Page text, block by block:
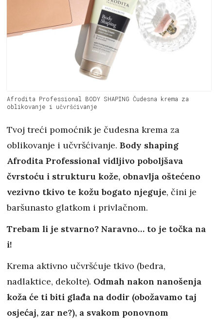
Afrodita Professional BODY SHAPING Čudesna krema za
oblikovanje i učvršćivanje
Tvoj treći pomoćnik je čudesna krema za
oblikovanje i učvršćivanje. Body shaping
Afrodita Professional vidljivo poboljšava
čvrstoću i strukturu kože, obnavlja oštećeno
vezivno tkivo te kožu bogato njeguje, čini je
baršunasto glatkom i privlačnom.
Trebam li je stvarno? Naravno… to je točka na
i!
Krema aktivno učvršćuje tkivo (bedra,
nadlaktice, dekolte). Odmah nakon nanošenja
koža će ti biti glađa na dodir (obožavamo taj
osjećaj, zar ne?), a svakom ponovnom